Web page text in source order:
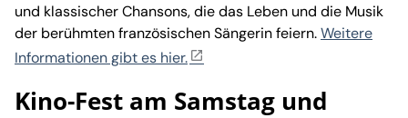
und klassischer Chansons, die das Leben und die Musik
der berühmten französischen Sängerin feiern.Weitere
Informationen gibt es hier.
Kino-Fest am Samstag und